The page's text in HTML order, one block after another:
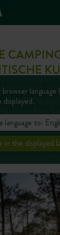
oceaan en
aan de
in het hart
tot
en
Atlantische
language
displayed.
language to:
the displayed